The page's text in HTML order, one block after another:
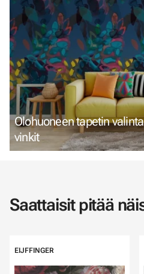
Olohuoneen tapetin
vinkit
Saattaisit pitää
EIJFFINGER